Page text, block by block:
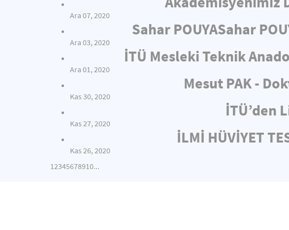
Ara 07, 2020
Sahar POUYASahar
Ara 03, 2020
İTÜ Mesleki Teknik
Ara 01, 2020
Mesut PAK -
Kas 30, 2020
İTÜ’den
Kas 27, 2020
İLMİ HÜVİYET
Kas 26, 2020
12345678910...